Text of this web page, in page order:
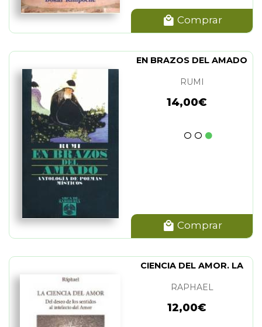
Comprar
EN BRAZOS DEL AMADO
RUMI
14,00€
Comprar
CIENCIA DEL AMOR. LA
RAPHAEL
12,00€